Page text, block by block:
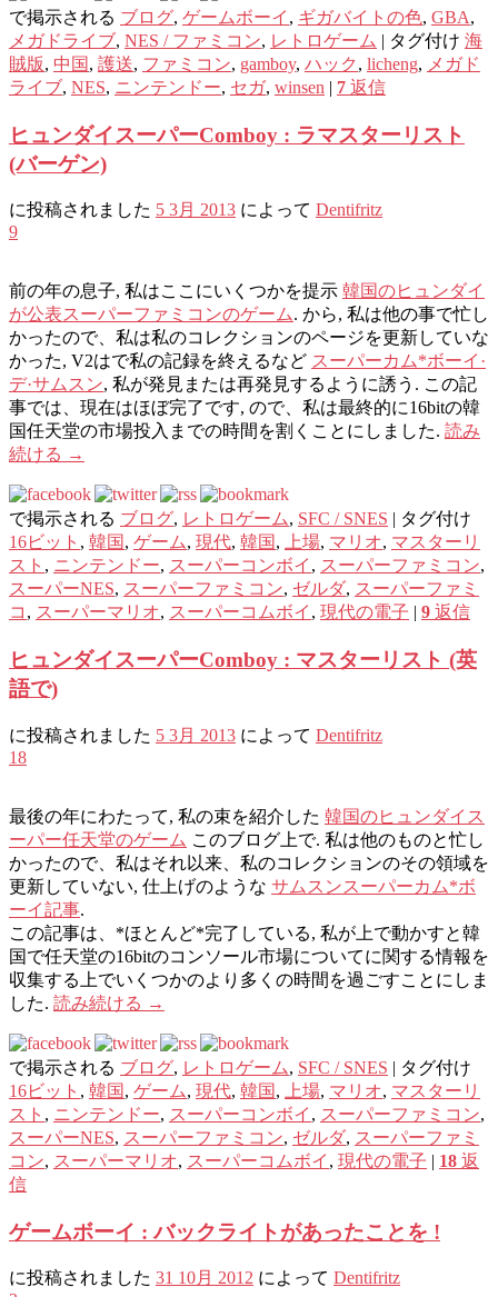
で掲示される ブログ, ゲームボーイ , ギガバイトの色, GBA,
メガドライブ, NES / ファミコン, レトロゲーム | タグ付け 海
賊版, 中国 , 護送, ファミコン, gamboy, ハック , licheng, メガド
ライブ, NES, ニンテンドー, セガ, winsen | 7 返信
ヒュンダイスーパーComboy : ラマスターリスト
(バーゲン)
に投稿されました 5 3月 2013 によって Dentifritz
9
前の年の息子, 私はここにいくつかを提示 韓国のヒュンダイ
が公表スーパーファミコンのゲーム. から, 私は他の事で忙し
かったので、私は私のコレクションのページを更新していな
かった, V2はで私の記録を終えるなど スーパーカム*ボーイ·
デ·サムスン, 私が発見または再発見するように誘う. この記
事では、現在はほぼ完了です, ので、私は最終的に16bitの韓
国任天堂の市場投入までの時間を割くことにしました. 読み
続ける →
で掲示される ブログ, レトロゲーム, SFC / SNES | タグ付け
16ビット , 韓国 , ゲーム, 現代, 韓国 , 上場, マリオ, マスターリ
スト , ニンテンドー, スーパーコンボイ , スーパーファミコン,
スーパーNES, スーパーファミコン, ゼルダ, スーパーファミ
コ , スーパーマリオ, スーパーコムボイ , 現代の電子 | 9 返信
ヒュンダイスーパーComboy : マスターリスト (英
語で)
に投稿されました 5 3月 2013 によって Dentifritz
18
最後の年にわたって, 私の束を紹介した 韓国のヒュンダイス
ーパー任天堂のゲーム このブログ上で. 私は他のものと忙し
かったので、私はそれ以来、私のコレクションのその領域を
更新していない, 仕上げのような サムスンスーパーカム*ボ
ーイ記事.
この記事は、*ほとんど*完了している, 私が上で動かすと韓
国で任天堂の16bitのコンソール市場についてに関する情報を
収集する上でいくつかのより多くの時間を過ごすことにしま
した. 読み続ける →
で掲示される ブログ, レトロゲーム, SFC / SNES | タグ付け
16ビット , 韓国 , ゲーム, 現代, 韓国 , 上場, マリオ, マスターリ
スト , ニンテンドー, スーパーコンボイ , スーパーファミコン,
スーパーNES, スーパーファミコン, ゼルダ, スーパーファミ
コン, スーパーマリオ, スーパーコムボイ , 現代の電子 | 18 返
信
ゲームボーイ : バックライトがあったことを !
に投稿されました 31 10月 2012 によって Dentifritz